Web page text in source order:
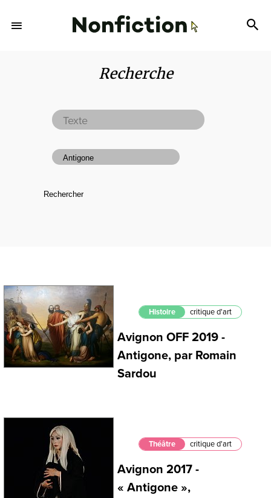
Recherche
Histoire critique d'art
Avignon OFF 2019 -
Antigone, par Romain
Sardou
Théâtre critique d'art
Avignon 2017 -
« Antigone »,